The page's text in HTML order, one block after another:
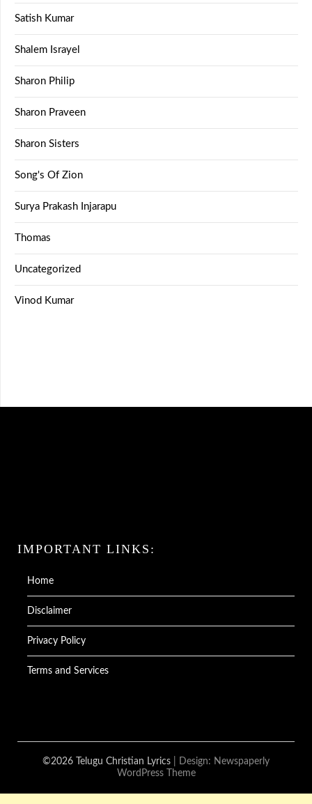
Satish Kumar
Shalem Israyel
Sharon Philip
Sharon Praveen
Sharon Sisters
Song's Of Zion
Surya Prakash Injarapu
Thomas
Uncategorized
Vinod Kumar
IMPORTANT LINKS:
Home
Disclaimer
Privacy Policy
Terms and Services
©2026 Telugu Christian Lyrics | Design: Newspaperly
WordPress Theme